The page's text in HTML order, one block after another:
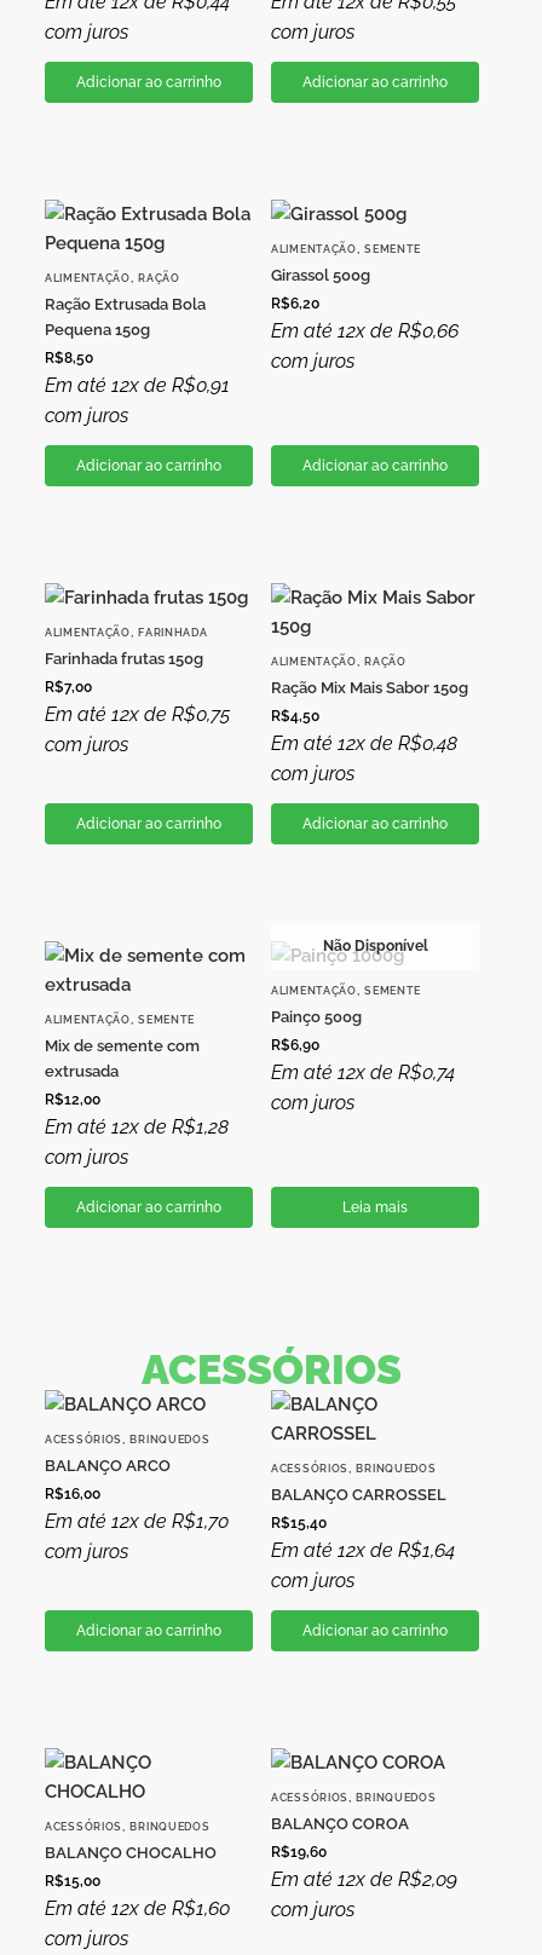
com juros
Adicionar ao carrinho
com juros
Adicionar ao carrinho
ALIMENTAÇÃO,RAÇÃO
Ração Extrusada Bola
Pequena 150g
R$8,50
Em até 12x de R$0,91
com juros
Adicionar ao carrinho
ALIMENTAÇÃO,SEMENTE
Girassol 500g
R$6,20
Em até 12x de R$0,66
com juros
Adicionar ao carrinho
ALIMENTAÇÃO,FARINHADA
Farinhada frutas 150g
R$7,00
Em até 12x de R$0,75
com juros
Adicionar ao carrinho
ALIMENTAÇÃO,RAÇÃO
Ração Mix Mais Sabor 150g
R$4,50
Em até 12x de R$0,48
com juros
Adicionar ao carrinho
ALIMENTAÇÃO,SEMENTE
Mix de semente com
extrusada
R$12,00
Em até 12x de R$1,28
com juros
Adicionar ao carrinho
Não Disponível
ALIMENTAÇÃO,SEMENTE
Painço 500g
R$6,90
Em até 12x de R$0,74
com juros
Leia mais
ACESSÓRIOS
ACESSÓRIOS ,BRINQUEDOS
BALANÇO ARCO
R$16,00
Em até 12x de R$1,70
com juros
Adicionar ao carrinho
ACESSÓRIOS ,BRINQUEDOS
BALANÇO CARROSSEL
R$15,40
Em até 12x de R$1,64
com juros
Adicionar ao carrinho
ACESSÓRIOS ,BRINQUEDOS
BALANÇO CHOCALHO
R$15,00
Em até 12x de R$1,60
com juros
ACESSÓRIOS ,BRINQUEDOS
BALANÇO COROA
R$19,60
Em até 12x de R$2,09
com juros